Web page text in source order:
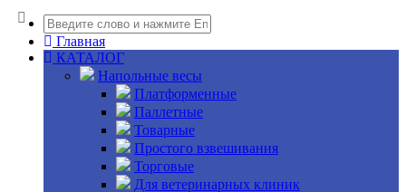
Главная
КАТАЛОГ
Напольные весы
Платформенные
Паллетные
Товарные
Простого взвешивания
Торговые
Для ветеринарных клиник